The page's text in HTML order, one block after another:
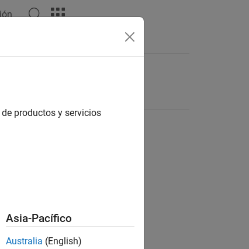
productos y servicios
Asia-Pacífico
Australia (English)